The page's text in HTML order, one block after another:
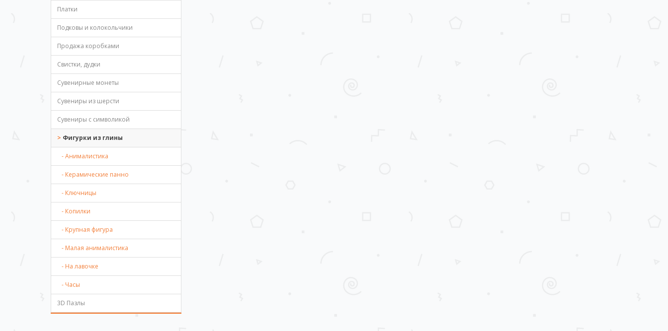
Платки
Подковы и колокольчики
Продажа коробками
Свистки, дудки
Сувенирные монеты
Сувениры из шерсти
Сувениры с символикой
Фигурки из глины
- Анималистика
- Керамические панно
- Ключницы
- Копилки
- Крупная фигура
- Малая анималистика
- На лавочке
- Часы
3D Пазлы